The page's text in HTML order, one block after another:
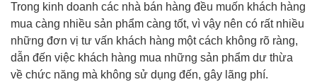
Trong kinh doanh các nhà bán hàng đều muốn khách hàng
mua càng nhiều sản phẩm càng tốt, vì vậy nên có rất nhiều
những đơn vị tư vấn khách hàng một cách không rõ ràng,
dẫn đến việc khách hàng mua những sản phẩm dư thừa
về chức năng mà không sử dụng đến, gây lãng phí.